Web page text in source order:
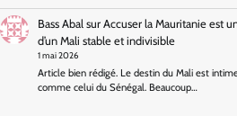
Bass Abalsur Accuser la Mauritanie est
d’un Mali stable et indivisible
1 mai 2026
Article bien rédigé. Le destin du Mali est
comme celui du Sénégal. Beaucoup…